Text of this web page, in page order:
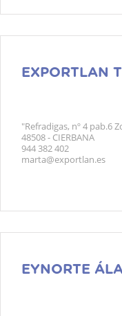
EXPORTLAN
"Refradigas, nº 4 pab.6
48508 - CIERBANA
944 382 402
marta@exportlan.es
EYNORTE